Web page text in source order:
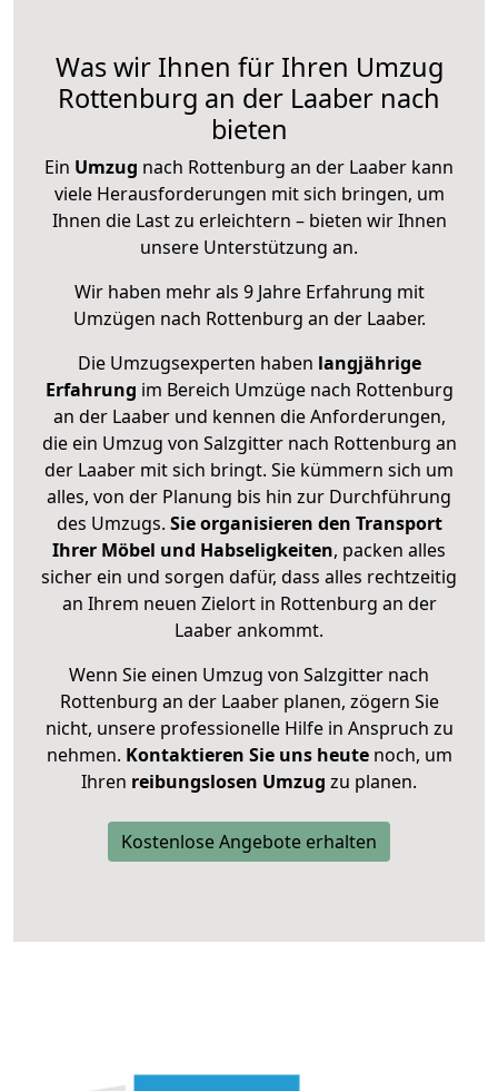
Was wir Ihnen für Ihren Umzug
Rottenburg an der Laaber nach
bieten
Ein Umzug nach Rottenburg an der Laaber kann
viele Herausforderungen mit sich bringen, um
Ihnen die Last zu erleichtern – bieten wir Ihnen
unsere Unterstützung an.
Wir haben mehr als 9 Jahre Erfahrung mit
Umzügen nach Rottenburg an der Laaber.
Die Umzugsexperten haben langjährige
Erfahrung im Bereich Umzüge nach Rottenburg
an der Laaber und kennen die Anforderungen,
die ein Umzug von Salzgitter nach Rottenburg an
der Laaber mit sich bringt. Sie kümmern sich um
alles, von der Planung bis hin zur Durchführung
des Umzugs. Sie organisieren den Transport
Ihrer Möbel und Habseligkeiten, packen alles
sicher ein und sorgen dafür, dass alles rechtzeitig
an Ihrem neuen Zielort in Rottenburg an der
Laaber ankommt.
Wenn Sie einen Umzug von Salzgitter nach
Rottenburg an der Laaber planen, zögern Sie
nicht, unsere professionelle Hilfe in Anspruch zu
nehmen. Kontaktieren Sie uns heutenoch, um
Ihren reibungslosen Umzug zu planen.
Kostenlose Angebote erhalten